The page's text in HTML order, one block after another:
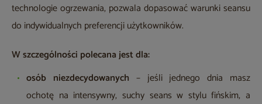
technologie ogrzewania, pozwala dopasować warunki seansu
do indywidualnych preferencji użytkowników.
W szczególności polecana jest dla:
osób niezdecydowanych – jeśli jednego dnia masz
ochotę na intensywny, suchy seans w stylu fińskim, a